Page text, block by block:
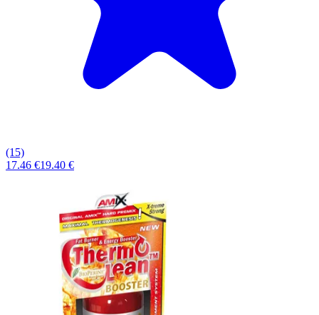
(15)
17.46 €19.40 €